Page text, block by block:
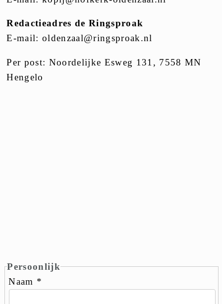
Redactieadres de Ringsproak
E-mail: oldenzaal@ringsproak.nl
Per post: Noordelijke Esweg 131, 7558 MN
Hengelo
Persoonlijk
Naam *